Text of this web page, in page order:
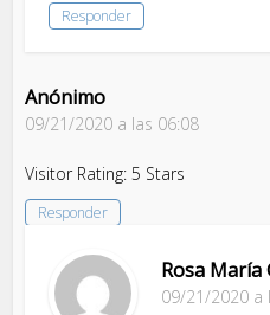
Responder
Anónimo
09/21/2020 a las 06:08
Visitor Rating: 5 Stars
Responder
Rosa María
09/21/2020 a